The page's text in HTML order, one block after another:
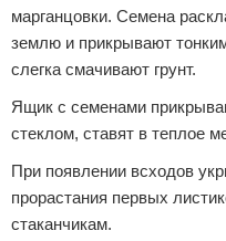
марганцовки. Семена
землю и прикрывают
слегка смачивают грунт.
Ящик с семенами
стеклом, ставят в теплое
При появлении всходов
прорастания первых
стаканчикам.